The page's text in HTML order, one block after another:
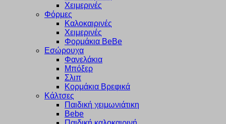
Χειμερινές
Φόρμες
Καλοκαιρινές
Χειμερινές
Φορμάκια BeBe
Εσώρουχα
Φανελάκια
Μπόξερ
Σλιπ
Κορμάκια Βρεφικά
Κάλτσες
Παιδική χειμωνιάτικη
Bebe